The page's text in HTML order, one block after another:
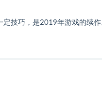
定技巧，是2019年游戏的续作